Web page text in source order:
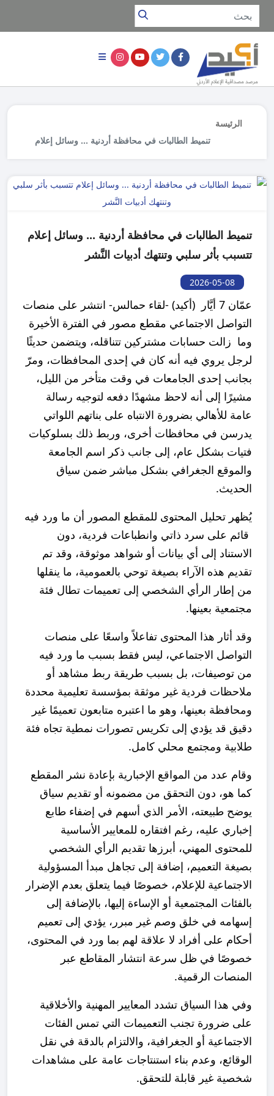
الرئيسة
تنميط الطالبات في محافظة أردنية ... وسائل إعلام
تنميط الطالبات في محافظة أردنية ... وسائل إعلام
تتسبب بأثر سلبي وتنتهك أدبيات النَّشر
2026-05-08
عمّان 7 أيَّار (أكيد) -لقاء حمالس- انتشر على منصات
التواصل الاجتماعي مقطع مصور في الفترة الأخيرة
وما زالت حسابات مشتركين تتناقله، ويتضمن حديثًا
لرجل يروي فيه أنه كان في إحدى المحافظات، ومرّ
بجانب إحدى الجامعات في وقت متأخر من الليل،
مشيرًا إلى أنه لاحظ مشهدًا دفعه لتوجيه رسالة
عامة للأهالي بضرورة الانتباه على بناتهم اللواتي
يدرسن في محافظات أخرى، وربط ذلك بسلوكيات
فتيات بشكل عام، إلى جانب ذكر اسم الجامعة
والموقع الجغرافي بشكل مباشر ضمن سياق
الحديث.
يُظهر تحليل المحتوى للمقطع المصور أن ما ورد فيه
قائم على سرد ذاتي وانطباعات فردية، دون
الاستناد إلى أي بيانات أو شواهد موثوقة، وقد تم
تقديم هذه الآراء بصيغة توحي بالعمومية، ما ينقلها
من إطار الرأي الشخصي إلى تعميمات تطال فئة
مجتمعية بعينها.
وقد أثار هذا المحتوى تفاعلاً واسعًا على منصات
التواصل الاجتماعي، ليس فقط بسبب ما ورد فيه
من توصيفات، بل بسبب طريقة ربط مشاهد أو
ملاحظات فردية غير موثقة بمؤسسة تعليمية محددة
ومحافظة بعينها، وهو ما اعتبره متابعون تعميمًا غير
دقيق قد يؤدي إلى تكريس تصورات نمطية تجاه فئة
طلابية ومجتمع محلي كامل.
وقام عدد من المواقع الإخبارية بإعادة نشر المقطع
كما هو، دون التحقق من مضمونه أو تقديم سياق
يوضح طبيعته، الأمر الذي أسهم في إضفاء طابع
إخباري عليه، رغم افتقاره للمعايير الأساسية
للمحتوى المهني، أبرزها تقديم الرأي الشخصي
بصيغة التعميم، إضافة إلى تجاهل مبدأ المسؤولية
الاجتماعية للإعلام، خصوصًا فيما يتعلق بعدم الإضرار
بالفئات المجتمعية أو الإساءة إليها، بالإضافة إلى
إسهامه في خلق وصم غير مبرر، يؤدي إلى تعميم
أحكام على أفراد لا علاقة لهم بما ورد في المحتوى،
خصوصًا في ظل سرعة انتشار المقاطع عبر
المنصات الرقمية.
وفي هذا السياق تشدد المعايير المهنية والأخلاقية
على ضرورة تجنب التعميمات التي تمس الفئات
الاجتماعية أو الجغرافية، والالتزام بالدقة في نقل
الوقائع، وعدم بناء استنتاجات عامة على مشاهدات
شخصية غير قابلة للتحقق.